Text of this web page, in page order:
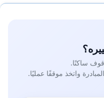
ساكنًا.
واتخذ موقفًا عمليًا.